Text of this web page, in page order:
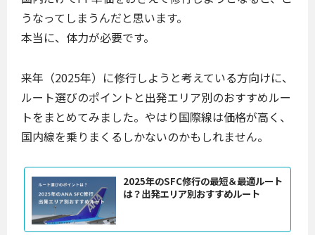
うなってしまうんだと思います。
本当に、体力が必要です。
来年（2025年）に修行しようと考えている方向けに、
ルート選びのポイントと出発エリア別のおすすめルー
トをまとめてみました。やはり国際線は価格が高く、
国内線を乗りまくるしかないのかもしれません。
2025年のSFC修行の最短＆最適ルート
は？出発エリア別おすすめルート